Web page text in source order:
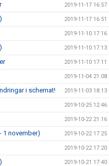
2019-11-17 16:57
2019-11-17 16:51
2019-11-10 17:16
2019-11-10 17:13
2019-11-10 17:11
2019-11-04 21:08
i schemat! 2019-11-03 18:13
2019-10-25 12:46
2019-10-22 21:16
1 november) 2019-10-22 17:25
2019-10-22 17:20
2019-10-21 17:40